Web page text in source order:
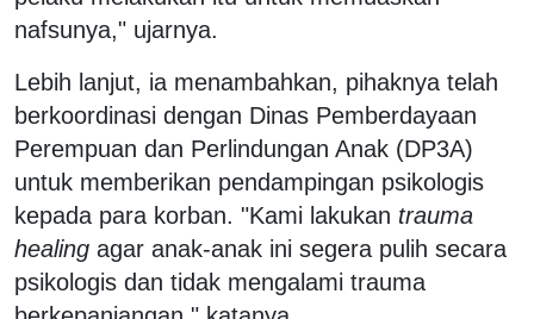
nafsunya," ujarnya.
Lebih lanjut, ia menambahkan, pihaknya telah
berkoordinasi dengan Dinas Pemberdayaan
Perempuan dan Perlindungan Anak (DP3A)
untuk memberikan pendampingan psikologis
kepada para korban. "Kami lakukan trauma
healing agar anak-anak ini segera pulih secara
psikologis dan tidak mengalami trauma